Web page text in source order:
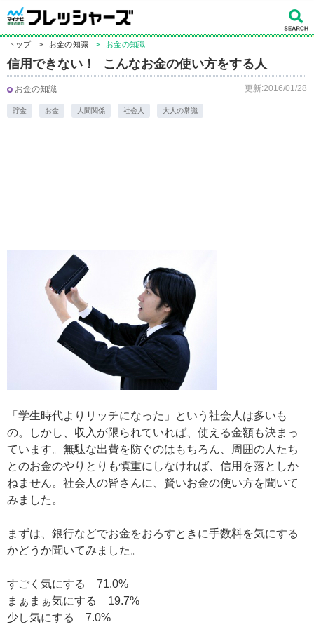
トップ > お金の知識 > お金の知識
信用できない！ こんなお金の使い方をする人
お金の知識 更新:2016/01/28
貯金 お金 人間関係 社会人 大人の常識
「学生時代よりリッチになった」という社会人は多いも
の。しかし、収入が限られていれば、使える金額も決まっ
ています。無駄な出費を防ぐのはもちろん、周囲の人たち
とのお金のやりとりも慎重にしなければ、信用を落としか
ねません。社会人の皆さんに、賢いお金の使い方を聞いて
みました。
まずは、銀行などでお金をおろすときに手数料を気にする
かどうか聞いてみました。
すごく気にする 71.0%
まぁまぁ気にする 19.7%
少し気にする 7.0%